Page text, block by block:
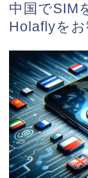
中国でSIM
Holaflyを